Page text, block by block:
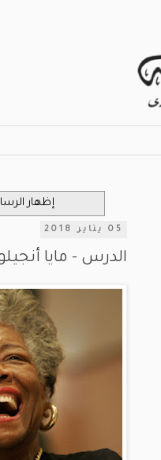
‏إظهار
05 يناير 2018
الدرس - ‎مايا أنجيلو